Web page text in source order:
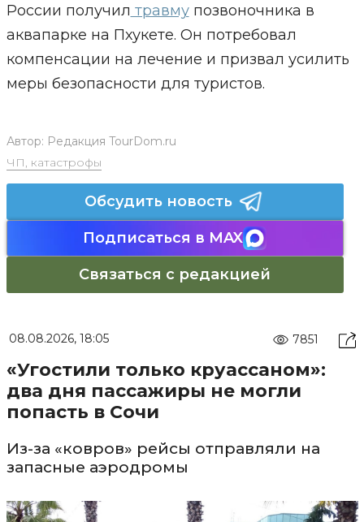
России получил травмупозвоночника в
аквапарке на Пхукете. Он потребовал
компенсации на лечение и призвал усилить
меры безопасности для туристов.
Автор: Редакция TourDom.ru
ЧП, катастрофы
Обсудить новость
Подписаться в MAX
Связаться с редакцией
08.08.2026, 18:05 7851
«Угостили только круассаном»:
два дня пассажиры не могли
попасть в Сочи
Из-за «ковров» рейсы отправляли на
запасные аэродромы